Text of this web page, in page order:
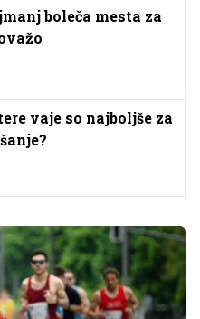
boleča mesta za
vaje so najboljše za